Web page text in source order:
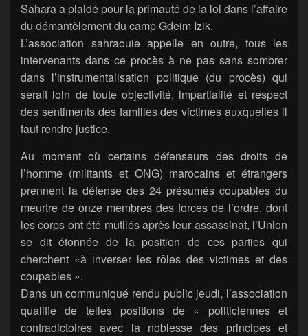
Sahara a plaidé pour la primauté de la loi dans l’affaire
du démantèlement du camp Gdeim Izik.
L’association sahraouie appelle en outre, tous les
intervenants dans ce procès à ne pas sans sombrer
dans l’instrumentalisation politique (du procès) qui
serait loin de toute objectivité, impartialité et respect
des sentiments des familles des victimes auxquelles il
faut rendre justice.
Au moment où certains défenseurs des droits de
l’homme (militants et ONG) marocains et étrangers
prennent la défense des 24 présumés coupables du
meurtre de onze membres des forces de l’ordre, dont
les corps ont été mutilés après leur assassinat, l’Union
se dit étonnée de la position de ces parties qui
cherchent «à inverser les rôles des victimes et des
coupables ».
Dans un communiqué rendu public jeudi, l’association
qualifie de telles positions de « politiciennes et
contradictoires avec la noblesse des principes et